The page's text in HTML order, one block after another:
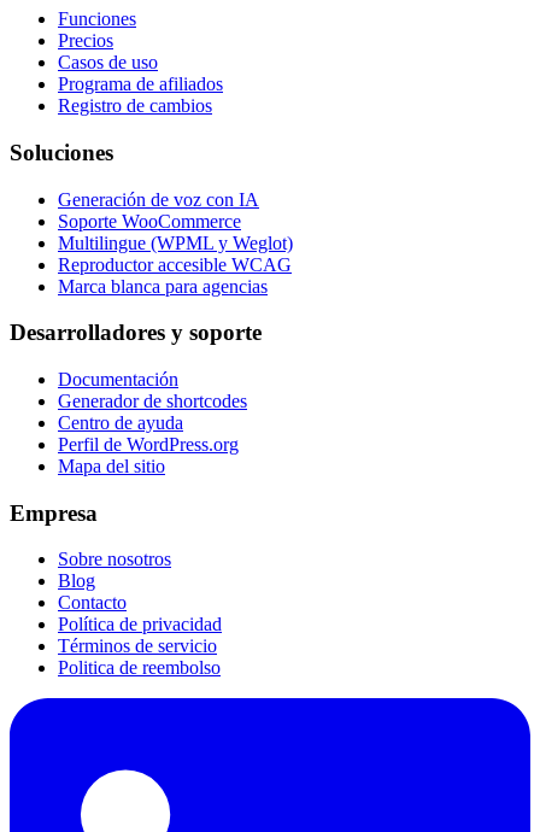
Funciones
Precios
Casos de uso
Programa de afiliados
Registro de cambios
Soluciones
Generación de voz con IA
Soporte WooCommerce
Multilingue (WPML y Weglot)
Reproductor accesible WCAG
Marca blanca para agencias
Desarrolladores y soporte
Documentación
Generador de shortcodes
Centro de ayuda
Perfil de WordPress.org
Mapa del sitio
Empresa
Sobre nosotros
Blog
Contacto
Política de privacidad
Términos de servicio
Politica de reembolso